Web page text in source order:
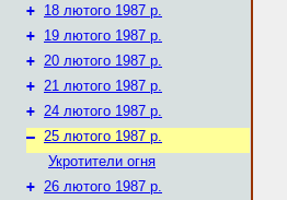
+ 18 лютого 1987 р.
+ 19 лютого 1987 р.
+ 20 лютого 1987 р.
+ 21 лютого 1987 р.
+ 24 лютого 1987 р.
– 25 лютого 1987 р.
Укротители огня
+ 26 лютого 1987 р.